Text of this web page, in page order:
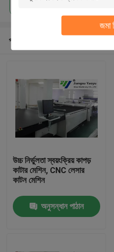
জমা
প্রস্তাবিত পণ্য
উচ্চ নির্ভুলতা স্বয়ংক্রিয় কাপড়
কাটার মেশিন, CNC লেসার
কাটন মেশিন
অনুসন্ধান পাঠান